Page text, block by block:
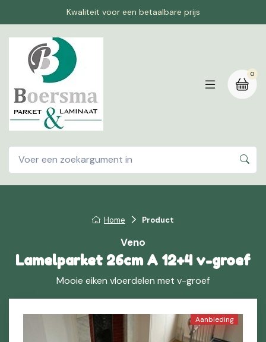
Kwaliteit voor een betaalbare prijs
0
Home Product
Veno
Lamelparket 26cm A 12+4 v-groef
Mooie eiken vloerdelen met v-groef
Aanbieding